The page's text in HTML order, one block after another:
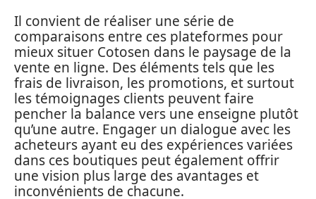
Il convient de réaliser une série de
comparaisons entre ces plateformes pour
mieux situer Cotosen dans le paysage de la
vente en ligne. Des éléments tels que les
frais de livraison, les promotions, et surtout
les témoignages clients peuvent faire
pencher la balance vers une enseigne plutôt
qu’une autre. Engager un dialogue avec les
acheteurs ayant eu des expériences variées
dans ces boutiques peut également offrir
une vision plus large des avantages et
inconvénients de chacune.